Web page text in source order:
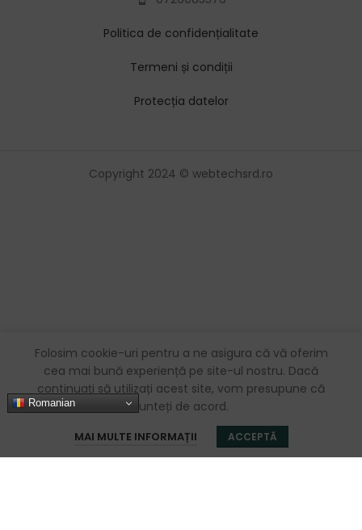
Politica de confidențialitate
Termeni și condiții
Protecția datelor
Copyright 2024 © webtechsrd.ro
Folosim cookie-uri pentru a ne asigura că vă oferim
cea mai bună experiență pe site-ul nostru. Dacă
continuați să utilizați acest site, vom presupune că
sunteți de acord.
MAI MULTE INFORMAȚII ACCEPTĂ
Romanian
Favorite Coș